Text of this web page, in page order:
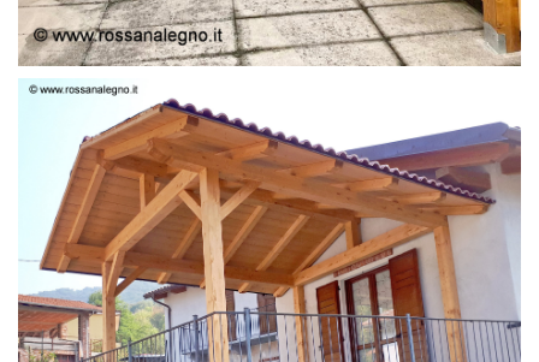
STRUTTURA LAMELLARE PRETAGLIATO